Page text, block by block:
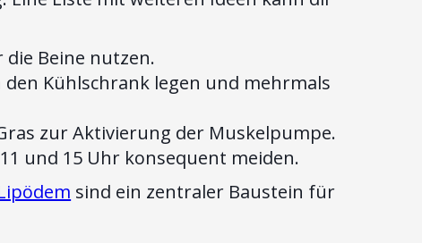
die Beine nutzen.
Kühlschrank legen und mehrmals
zur Aktivierung der Muskelpumpe.
und 15 Uhr konsequent meiden.
sind ein zentraler Baustein für